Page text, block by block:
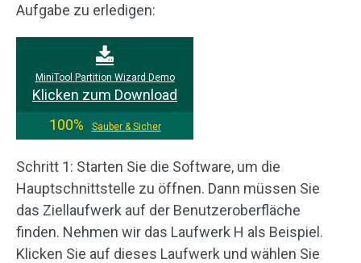
Aufgabe zu erledigen:
MiniTool Partition Wizard Demo
Klicken zum Download
100%
Sauber & Sicher
Schritt 1: Starten Sie die Software, um die
Hauptschnittstelle zu öffnen. Dann müssen Sie
das Ziellaufwerk auf der Benutzeroberfläche
finden. Nehmen wir das Laufwerk H als Beispiel.
Klicken Sie auf dieses Laufwerk und wählen Sie